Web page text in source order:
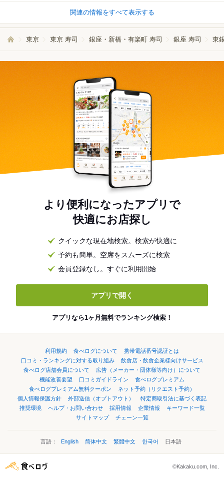
関連の情報をすべて表示する
東京 東京 寿司 銀座・新橋・有楽町 寿司 銀座 寿司 東
より便利になったアプリで
快適にお店探し
クイックな現在地検索。検索が快適に
予約も簡単。空席をスムーズに検索
会員登録なし。すぐに利用開始
アプリで開く
アプリなら1ヶ月無料でランキング検索！
利用規約 食べログについて
携帯電話番号認証とは
口コミ・ランキングに対する取り組み
飲食店・飲食企業様向けサービス
食べログ店舗会員について
広告（メーカー・団体様等向け）について
機能改善要望
口コミガイドライン
食べログプレミアム
食べログプレミアム無料クーポン
ネット予約（リクエスト予約）
個人情報保護方針
外部送信（オプトアウト）
特定商取引法に基づく表記
推奨環境
ヘルプ・お問い合わせ 採用情報 企業情報
キーワード一覧
サイトマップ
チェーン一覧
言語： English 简体中文 繁體中文 한국어 日本語
©Kakaku.com, Inc.